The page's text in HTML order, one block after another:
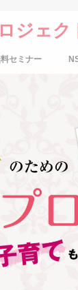
ジェ
セミナー